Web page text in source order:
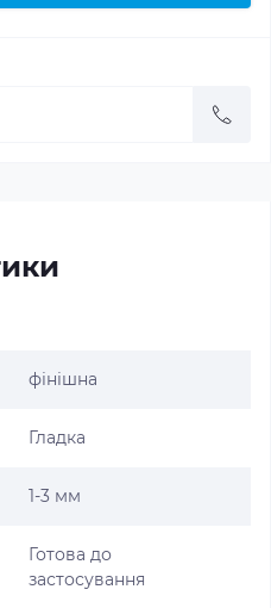
фінішна
Гладка
1-3 мм
Готова до
застосування